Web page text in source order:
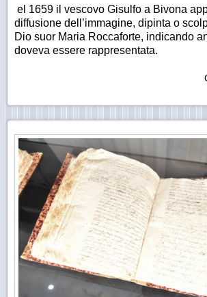
el 1659 il vescovo Gisulfo a Bivona
diffusione dell’immagine, dipinta o
Dio suor Maria Roccaforte, indicando
doveva essere rappresentata.